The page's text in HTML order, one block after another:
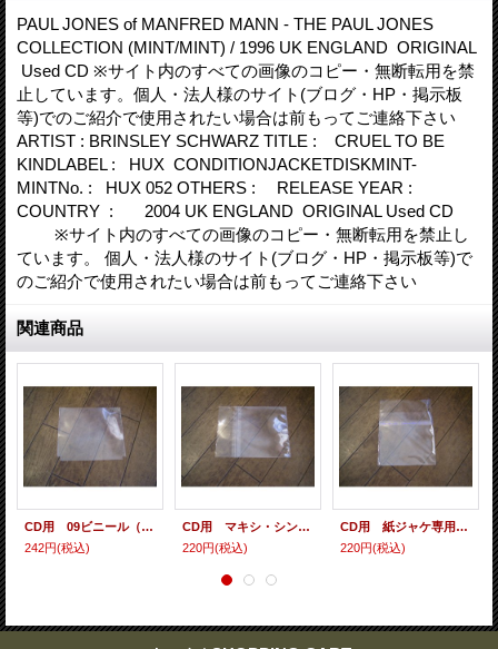
PAUL JONES of MANFRED MANN - THE PAUL JONES
COLLECTION (MINT/MINT) / 1996 UK ENGLAND ORIGINAL
Used CD ※サイト内のすべての画像のコピー・無断転用を禁
止しています。個人・法人様のサイト(ブログ・HP・掲示板
等)でのご紹介で使用されたい場合は前もってご連絡下さい
ARTIST : BRINSLEY SCHWARZ TITLE : CRUEL TO BE
KINDLABEL : HUX CONDITIONJACKETDISKMINT-
MINTNo. : HUX 052 OTHERS : RELEASE YEAR :
COUNTRY : 2004 UK ENGLAND ORIGINAL Used CD
※サイト内のすべての画像のコピー・無断転用を禁止し
ています。 個人・法人様のサイト(ブログ・HP・掲示板等)で
のご紹介で使用されたい場合は前もってご連絡下さい
関連商品
CD用 09ビニール（各種サイズ） 10枚セット
242円(税込)
CD用 マキシ・シングル・シールド（ヨコ入れ/裏のり） 10枚セット
220円(税込)
CD用 紙ジャケ専用シールド（裏のり） 10枚セット
220円(税込)